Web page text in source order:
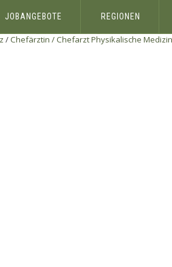
JOBANGEBOTE REGIONEN
/Chefärztin / Chefarzt Physikalische